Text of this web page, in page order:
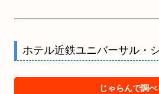
ホテル近鉄ユニバーサル・
じゃらんで調べ